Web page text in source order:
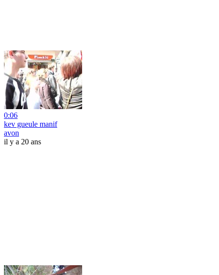
0:06
kev gueule manif
avon
il y a 20 ans